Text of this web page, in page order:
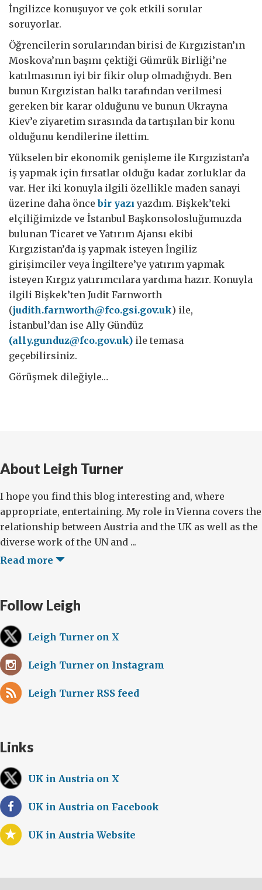
İngilizce konuşuyor ve çok etkili sorular
soruyorlar.
Öğrencilerin sorularından birisi de Kırgızistan’ın
Moskova’nın başını çektiği Gümrük Birliği’ne
katılmasının iyi bir fikir olup olmadığıydı. Ben
bunun Kırgızistan halkı tarafından verilmesi
gereken bir karar olduğunu ve bunun Ukrayna
Kiev’e ziyaretim sırasında da tartışılan bir konu
olduğunu kendilerine ilettim.
Yükselen bir ekonomik genişleme ile Kırgızistan’a
iş yapmak için fırsatlar olduğu kadar zorluklar da
var. Her iki konuyla ilgili özellikle maden sanayi
üzerine daha öncebir yazı yazdım. Bişkek’teki
elçiliğimizde ve İstanbul Başkonsolosluğumuzda
bulunan Ticaret ve Yatırım Ajansı ekibi
Kırgızistan’da iş yapmak isteyen İngiliz
girişimciler veya İngiltere’ye yatırım yapmak
isteyen Kırgız yatırımcılara yardıma hazır. Konuyla
ilgili Bişkek’ten Judit Farnworth
(judith.farnworth@fco.gsi.gov.uk) ile,
İstanbul’dan ise Ally Gündüz
(ally.gunduz@fco.gov.uk) ile temasa
geçebilirsiniz.
Görüşmek dileğiyle…
About Leigh Turner
I hope you find this blog interesting and, where
appropriate, entertaining. My role in Vienna covers the
relationship between Austria and the UK as well as the
diverse work of the UN and ...
Read more
Follow Leigh
Leigh Turner on X
Leigh Turner on Instagram
Leigh Turner RSS feed
Links
UK in Austria on X
UK in Austria on Facebook
UK in Austria Website